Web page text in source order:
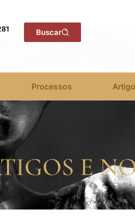
Buscar
Processos
E